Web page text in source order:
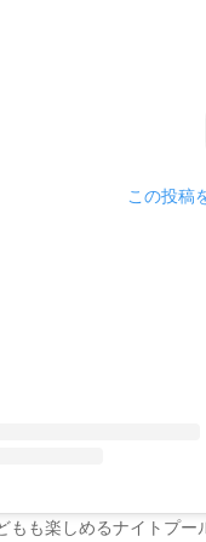
この投稿
もも楽しめるナイトプ